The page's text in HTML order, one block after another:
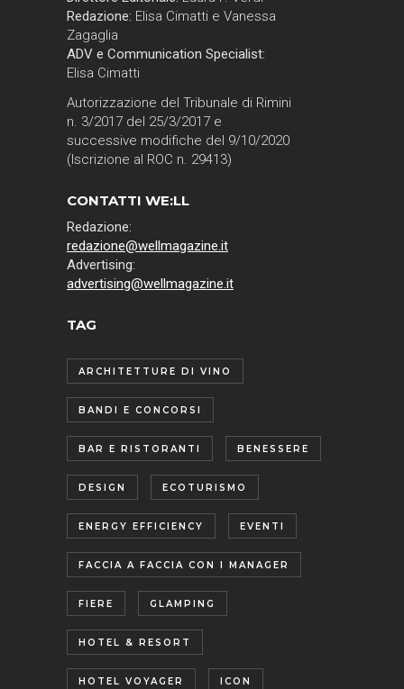
Redazione: Elisa Cimatti e Vanessa
Zagaglia
ADV e Communication Specialist:
Elisa Cimatti
Autorizzazione del Tribunale di Rimini
n. 3/2017 del 25/3/2017 e
successive modifiche del 9/10/2020
(Iscrizione al ROC n. 29413)
CONTATTI WE:LL
Redazione:
redazione@wellmagazine.it
Advertising:
advertising@wellmagazine.it
TAG
ARCHITETTURE DI VINO
BANDI E CONCORSI
BAR E RISTORANTI BENESSERE
DESIGN ECOTURISMO
ENERGY EFFICIENCY EVENTI
FACCIA A FACCIA CON I MANAGER
FIERE GLAMPING
HOTEL & RESORT
HOTEL VOYAGER ICON